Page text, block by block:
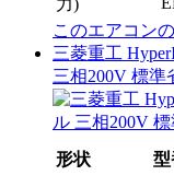
このエアコン
三菱重工
三相200V 標準
形状 型